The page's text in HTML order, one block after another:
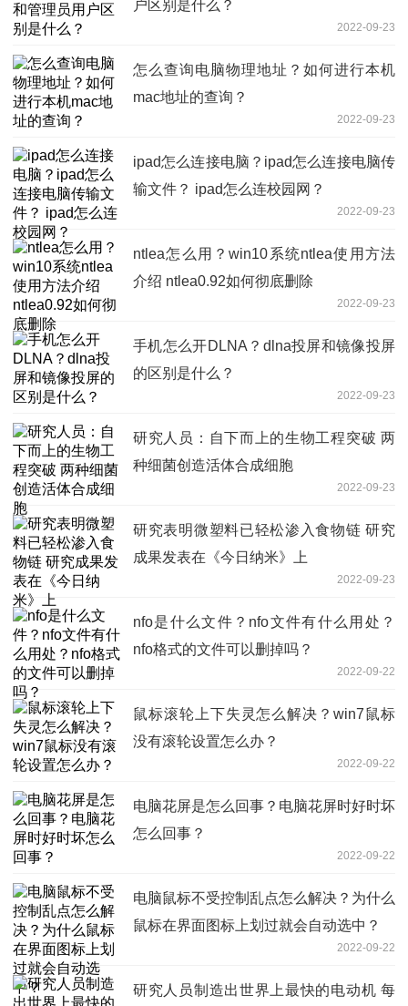
户区别是什么？
2022-09-23
怎么查询电脑物理地址？如何进行本机
mac地址的查询？
2022-09-23
ipad怎么连接电脑？ipad怎么连接电脑传
输文件？ ipad怎么连校园网？
2022-09-23
ntlea怎么用？win10系统ntlea使用方法
介绍 ntlea0.92如何彻底删除
2022-09-23
手机怎么开DLNA？dlna投屏和镜像投屏
的区别是什么？
2022-09-23
研究人员：自下而上的生物工程突破 两
种细菌创造活体合成细胞
2022-09-23
研究表明微塑料已轻松渗入食物链 研究
成果发表在《今日纳米》上
2022-09-23
nfo是什么文件？nfo文件有什么用处？
nfo格式的文件可以删掉吗？
2022-09-22
鼠标滚轮上下失灵怎么解决？win7鼠标
没有滚轮设置怎么办？
2022-09-22
电脑花屏是怎么回事？电脑花屏时好时坏
怎么回事？
2022-09-22
电脑鼠标不受控制乱点怎么解决？为什么
鼠标在界面图标上划过就会自动选中？
2022-09-22
研究人员制造出世界上最快的电动机 每